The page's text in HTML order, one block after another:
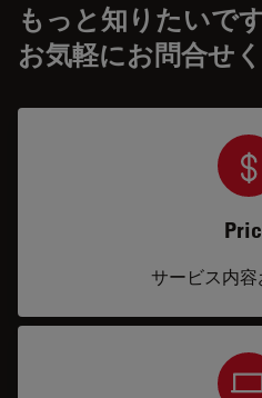
もっと知りたいで
お気軽にお問合せ
サービス内